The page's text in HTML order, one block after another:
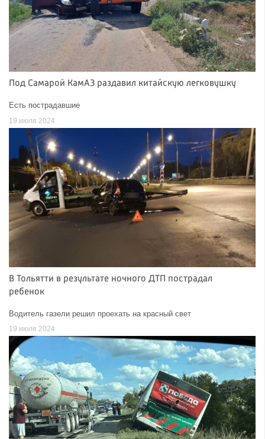
Под Самарой КамАЗ раздавил китайскую легковушку
Есть пострадавшие
19 июля 2024
В Тольятти в результате ночного ДТП пострадал
ребенок
Водитель газели решил проехать на красный свет
19 июля 2024